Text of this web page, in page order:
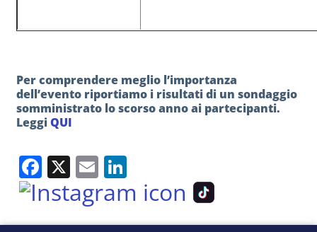
Per comprendere meglio l’importanza
dell’evento riportiamo i risultati di un sondaggio
somministrato lo scorso anno ai partecipanti.
LeggiQUI
Facebook
X Email